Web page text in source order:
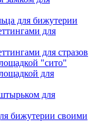
для бижутерии
для
для стразов
"сито"
для
для
бижутерии своими